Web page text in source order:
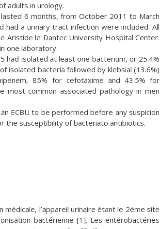
adults in urology.
6 months, from October 2011 to March
a urinary tract infection were included. All
le Dantec University Hospital Center.
one laboratory.
had isolated at least one bacterium, or 25.4%
isolated bacteria followed by klebsial (13.6%)
85% for cefotaxime and 43.5% for
most common associated pathology in men
ECBU to be performed before any suspicion
the susceptibility of bacteriato antibiotics.
l’appareil urinaire étant le 2ème site
bactérienne [1]. Les entérobactéries